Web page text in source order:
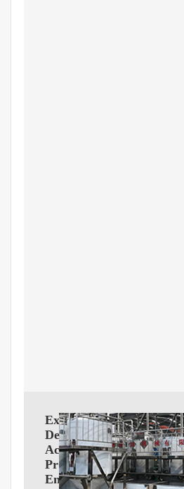
Extractor
De
Aceite
Prensado
En